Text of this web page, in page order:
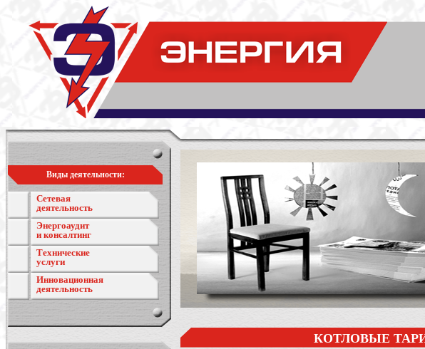
Виды деятельности:
Сетевая
деятельность
Энергоаудит
и консалтинг
Технические
услуги
Инновационная
деятельность
КОТЛОВЫЕ